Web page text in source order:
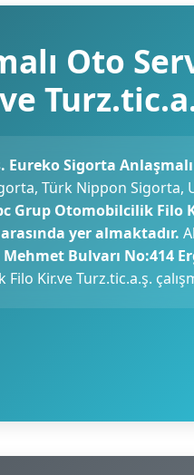
Oto
Sigorta
Türk Nippon
Grup Otomobilcilik Filo
yer almaktadır.
Bulvarı No:414
Kir.ve Turz.tic.a.ş.